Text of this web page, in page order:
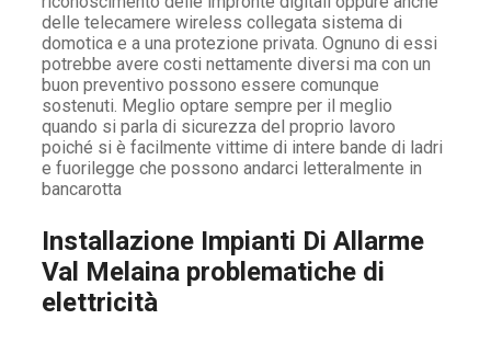
delle telecamere wireless collegata sistema di
domotica e a una protezione privata. Ognuno di essi
potrebbe avere costi nettamente diversi ma con un
buon preventivo possono essere comunque
sostenuti. Meglio optare sempre per il meglio
quando si parla di sicurezza del proprio lavoro
poiché si è facilmente vittime di intere bande di ladri
e fuorilegge che possono andarci letteralmente in
bancarotta
Installazione Impianti Di Allarme
Val Melaina problematiche di
elettricità